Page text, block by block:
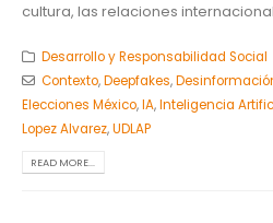
cultura, las relaciones
Desarrollo y Responsabilidad Social
Contexto,Deepfakes,
Elecciones México,IA,Inteligencia
Lopez Alvarez,UDLAP
READ MORE...